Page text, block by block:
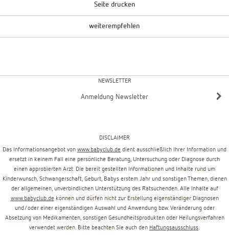
Seite drucken
weiterempfehlen
NEWSLETTER
Anmeldung Newsletter
DISCLAIMER
Das Informationsangebot von www.babyclub.de dient ausschließlich Ihrer Information und
ersetzt in keinem Fall eine persönliche Beratung, Untersuchung oder Diagnose durch
einen approbierten Arzt. Die bereit gestellten Informationen und Inhalte rund um
Kinderwunsch, Schwangerschaft, Geburt, Babys erstem Jahr und sonstigen Themen, dienen
der allgemeinen, unverbindlichen Unterstützung des Ratsuchenden. Alle Inhalte auf
www.babyclub.de können und dürfen nicht zur Erstellung eigenständiger Diagnosen
und/oder einer eigenständigen Auswahl und Anwendung bzw. Veränderung oder
Absetzung von Medikamenten, sonstigen Gesundheitsprodukten oder Heilungsverfahren
verwendet werden. Bitte beachten Sie auch den Haftungsausschluss.